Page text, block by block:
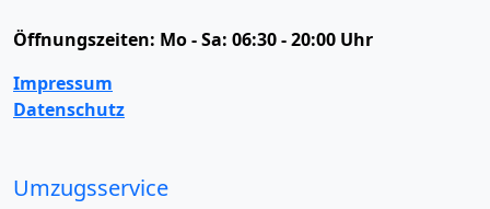
Öffnungszeiten: Mo - Sa: 06:30 - 20:00 Uhr
Impressum
Datenschutz
Umzugsservice